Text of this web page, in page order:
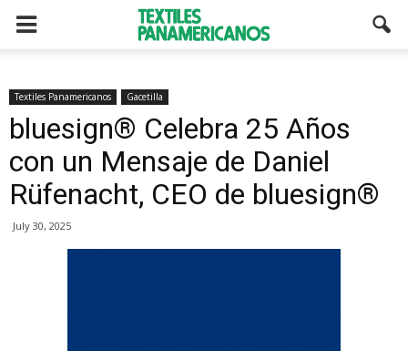
Textiles Panamericanos Gacetilla
bluesign® Celebra 25 Años
con un Mensaje de Daniel
Rüfenacht, CEO de bluesign®
July 30, 2025